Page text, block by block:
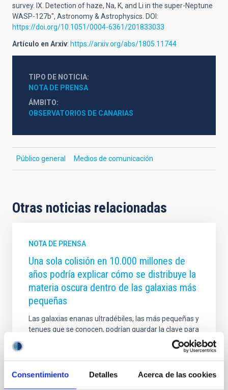
Consentimiento Detalles Acerca de las cookies
survey. IX. Detection of haze, Na, K, and Li in the super-Neptune
WASP-127b", Astronomy & Astrophysics. DOI:
https://doi.org/10.1051/0004-6361/201833033
Artículo en Arxiv: https://arxiv.org/abs/1805.11744
TIPO DE NOTICIA
NOTA DE PRENSA
ÁMBITO
OBSERVATORIOS DE CANARIAS
Público general Medios de comunicación
Otras noticias relacionadas
NOTA DE PRENSA
Una sola colisión en 10.000 millones de
años podría explicar cómo se distribuye la
materia oscura dentro de las galaxias más
pequeñas
Las galaxias enanas ultradébiles, las más pequeñas y
tenues que se conocen, podrían guardar la clave para
comprender uno de los mayores misterios del
Universo: la verdadera naturaleza de la materia
oscura. Un nuevo estudio del Instituto de Astrofísica
de Canarias (IAC) revela que una sola colisión entre